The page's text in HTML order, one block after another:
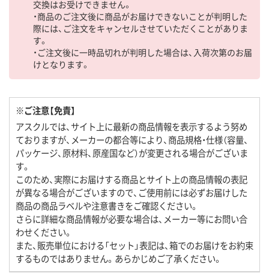
交換はお受けできません。
・商品のご注文後に商品がお届けできないことが判明した
際には、ご注文をキャンセルさせていただくことがありま
す。
・ご注文後に一時品切れが判明した場合は、入荷次第のお届
けとなります。
※ご注意【免責】
アスクルでは、サイト上に最新の商品情報を表示するよう努め
ておりますが、メーカーの都合等により、商品規格・仕様（容量、
パッケージ、原材料、原産国など）が変更される場合がございま
す。
このため、実際にお届けする商品とサイト上の商品情報の表記
が異なる場合がございますので、ご使用前には必ずお届けした
商品の商品ラベルや注意書きをご確認ください。
さらに詳細な商品情報が必要な場合は、メーカー等にお問い合
わせください。
また、販売単位における「セット」表記は、箱でのお届けをお約束
するものではありません。あらかじめご了承ください。